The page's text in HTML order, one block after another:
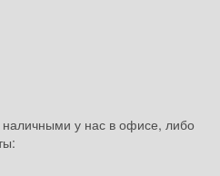
наличными у нас в офисе, либо